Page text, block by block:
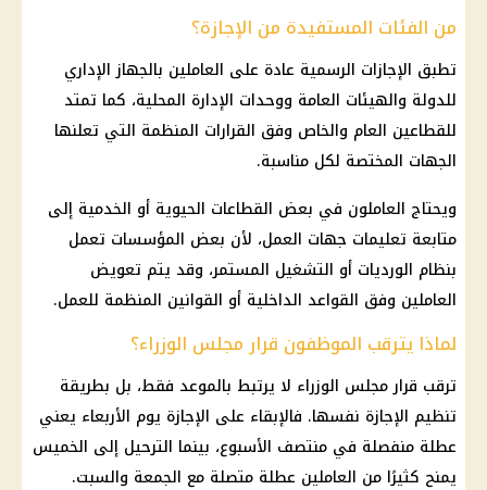
من الفئات المستفيدة من الإجازة؟
تطبق الإجازات الرسمية عادة على العاملين بالجهاز الإداري
للدولة والهيئات العامة ووحدات الإدارة المحلية، كما تمتد
للقطاعين العام والخاص وفق القرارات المنظمة التي تعلنها
الجهات المختصة لكل مناسبة.
ويحتاج العاملون في بعض القطاعات الحيوية أو الخدمية إلى
متابعة تعليمات جهات العمل، لأن بعض المؤسسات تعمل
بنظام الورديات أو التشغيل المستمر، وقد يتم تعويض
العاملين وفق القواعد الداخلية أو القوانين المنظمة للعمل.
لماذا يترقب الموظفون قرار مجلس الوزراء؟
ترقب قرارمجلس الوزراء لا يرتبط بالموعد فقط، بل بطريقة
تنظيم الإجازة نفسها. فالإبقاء على الإجازة يوم الأربعاء يعني
عطلة منفصلة في منتصف الأسبوع، بينما الترحيل إلى الخميس
يمنح كثيرًا من العاملين عطلة متصلة مع الجمعة والسبت.